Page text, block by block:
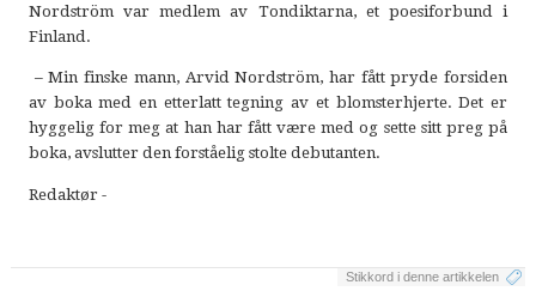
Nordström var medlem av Tondiktarna, et poesiforbund i
Finland.
– Min finske mann, Arvid Nordström, har fått pryde forsiden
av boka med en etterlatt tegning av et blomsterhjerte. Det er
hyggelig for meg at han har fått være med og sette sitt preg på
boka, avslutter den forståelig stolte debutanten.
Redaktør -
Stikkord i denne artikkelen